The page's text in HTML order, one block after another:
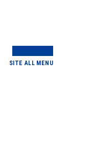
SITEALL MENU